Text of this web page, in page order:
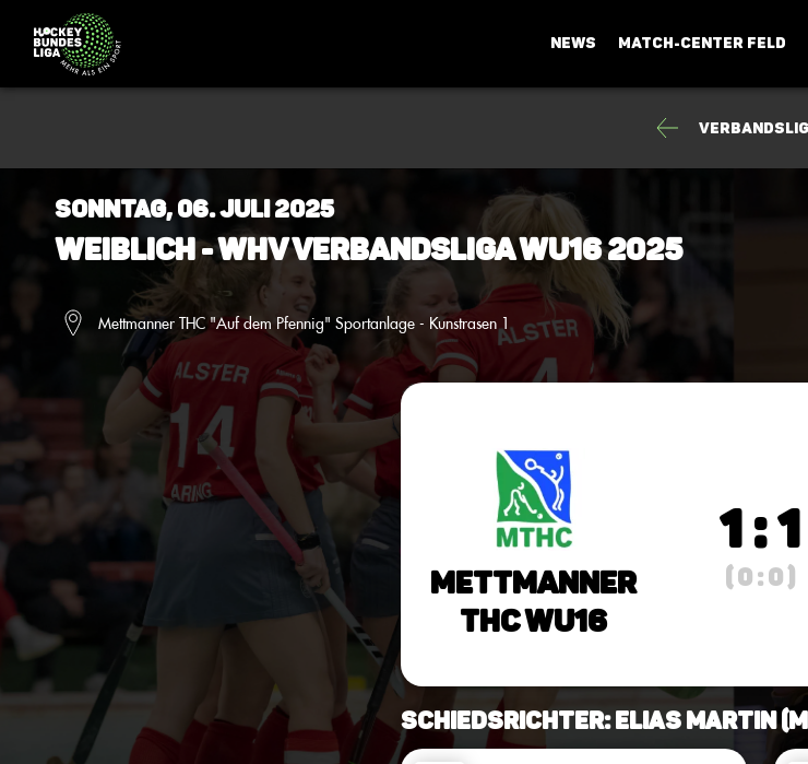
NEWS MATCH-CENTER FELD
Sonntag, 06. Juli 2025
Weiblich - WHV Verbandsliga wU16 2025
Mettmanner THC "Auf dem Pfennig" Sportanlage - Kunstrasen 1
Mettmanner
THC wU16
1 : 1
( 0 : 0 )
Schiedsrichter: Elias Martin